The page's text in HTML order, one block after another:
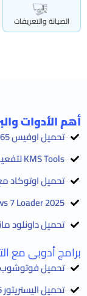
الصيانة والتعريفات
أهم الأدوات
تحميل اوفيس 365 كامل مجانا
KMS Tools لتفعيل الويندوز والأوفيس
تحميل اوتوكاد مع
2025 Windows 7 Loader
تحميل داونلود
برامج أدوبى مع
تحميل فوتوشوب
تحميل اليستريتور 2026